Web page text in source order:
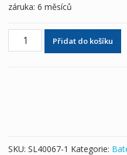
záruka: 6 měsíců
Baterie
množství
Přidat do košíku
SKU: SL40067-1 Kategorie: